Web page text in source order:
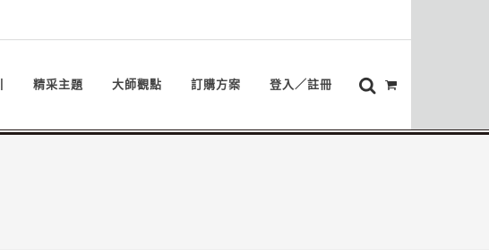
精采主題 大師觀點 訂購方案 登入／註冊